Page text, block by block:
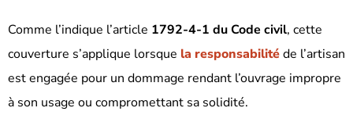
Comme l’indique l’article 1792-4-1 du Code civil, cette
couverture s’applique lorsque la responsabilitéde l’artisan
est engagée pour un dommage rendant l’ouvrage impropre
à son usage ou compromettant sa solidité.